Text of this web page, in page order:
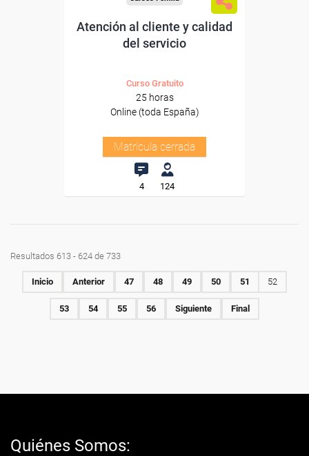
Atención al cliente y calidad
del servicio
Curso Gratuito
25 horas
Online (toda España)
Matrícula cerrada
4 124
Resultados 613 - 624 de 733
Inicio Anterior 47 48 49 50 51 52
53 54 55 56 Siguiente Final
Quiénes Somos: